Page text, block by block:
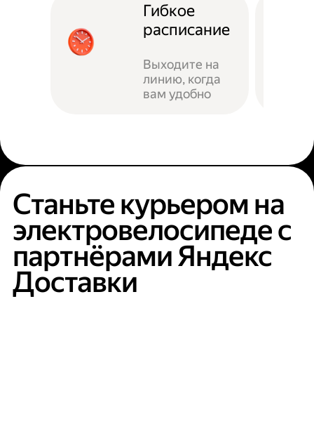
Гибкое
расписание
Выходите на
линию, когда
вам удобно
Станьте курьером на
электровелосипеде с
партнёрами Яндекс
Доставки